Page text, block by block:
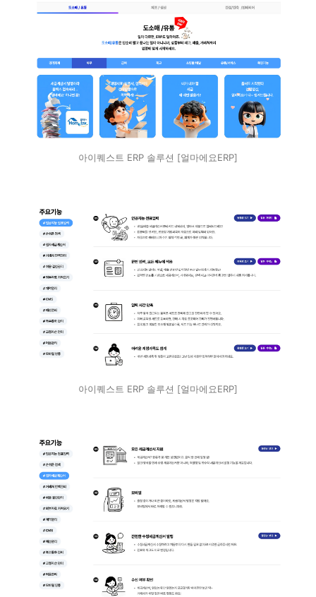
아이퀘스트 ERP 솔루션 [얼마에요ERP]
아이퀘스트 ERP 솔루션 [얼마에요ERP]